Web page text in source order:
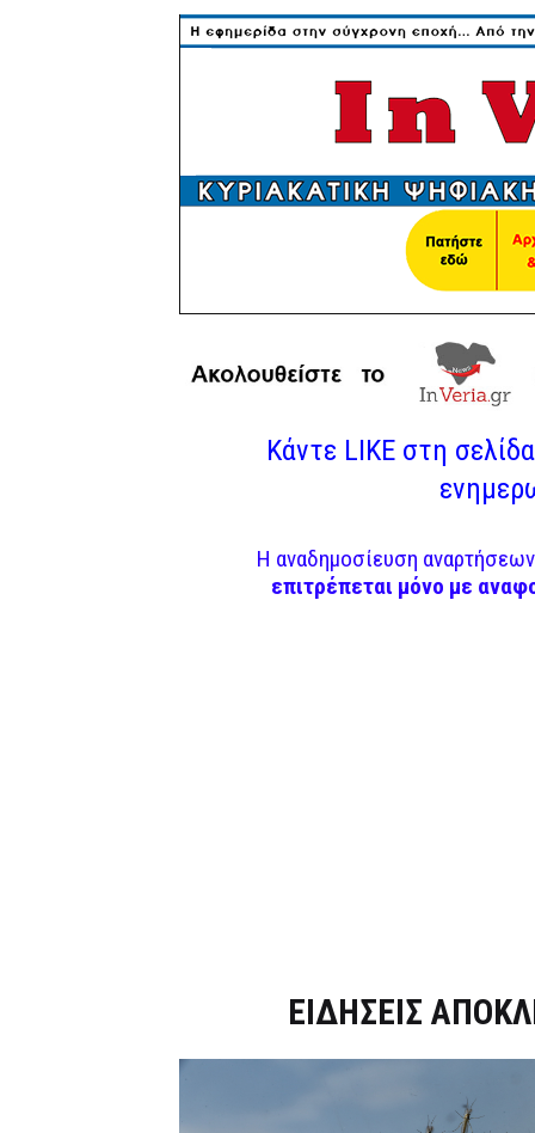
Κάντε LIKE στη
Η αναδημοσίευση
επιτρέπεται μόνο με
ΕΙΔΗΣΕΙΣ